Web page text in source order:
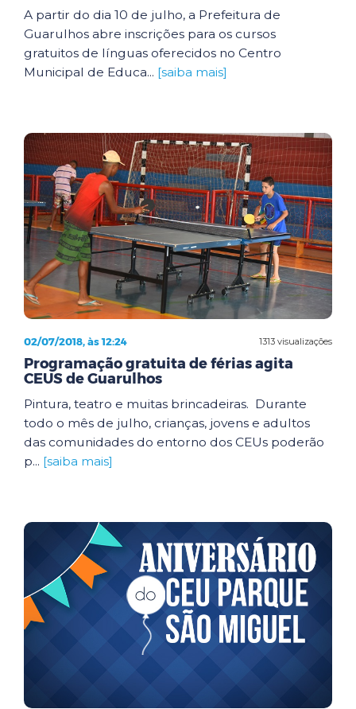
A partir do dia 10 de julho, a Prefeitura de
Guarulhos abre inscrições para os cursos
gratuitos de línguas oferecidos no Centro
Municipal de Educa... [saiba mais]
1313 visualizações
02/07/2018, às 12:24
Programação gratuita de férias agita
CEUS de Guarulhos
Pintura, teatro e muitas brincadeiras. Durante
todo o mês de julho, crianças, jovens e adultos
das comunidades do entorno dos CEUs poderão
p... [saiba mais]